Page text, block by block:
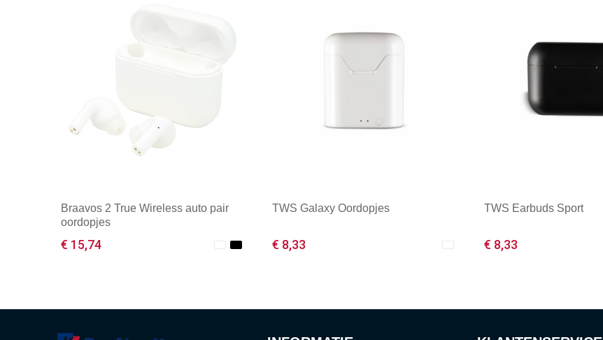
Braavos 2 True Wireless auto pair
oordopjes
€ 15,74
TWS Galaxy Oordopjes
€ 8,33
TWS Earbuds Sport
€ 8,33